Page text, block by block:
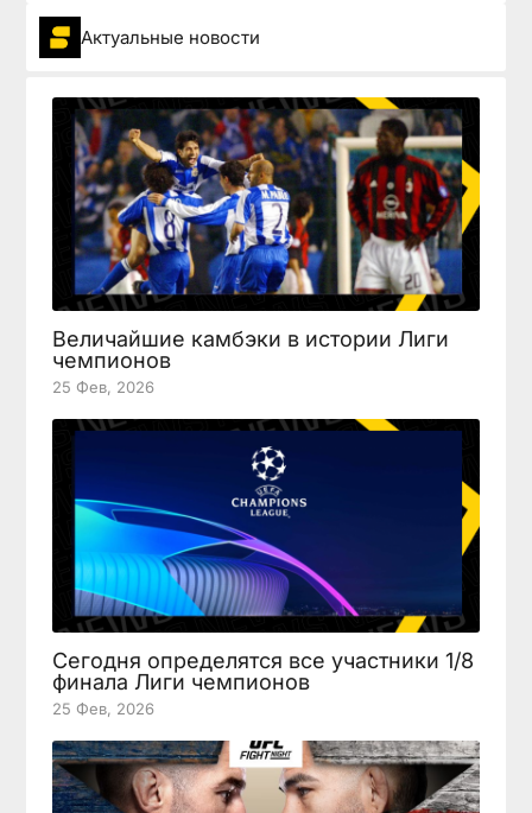
Актуальные новости
Величайшие камбэки в истории Лиги
чемпионов
25 Фев, 2026
Сегодня определятся все участники 1/8
финала Лиги чемпионов
25 Фев, 2026